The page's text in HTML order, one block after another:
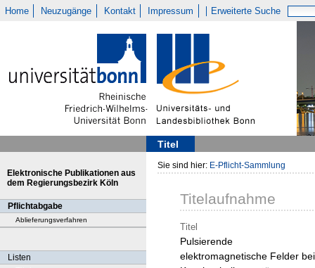
Home Neuzugänge Kontakt Impressum Erweiterte Suche
Titel
Elektronische Publikationen aus
dem Regierungsbezirk Köln
Pflichtabgabe
Ablieferungsverfahren
Listen
Sie sind hier: E-Pflicht-Sammlung
Titelaufnahme
Titel
Pulsierende
elektromagnetische Felder bei